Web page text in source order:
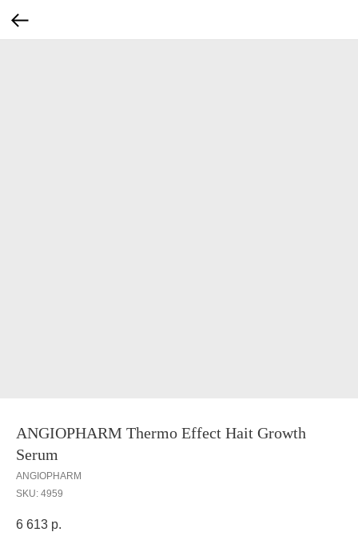
ANGIOPHARM Thermo Effect Hait Growth
Serum
ANGIOPHARM
SKU: 4959
6 613 р.